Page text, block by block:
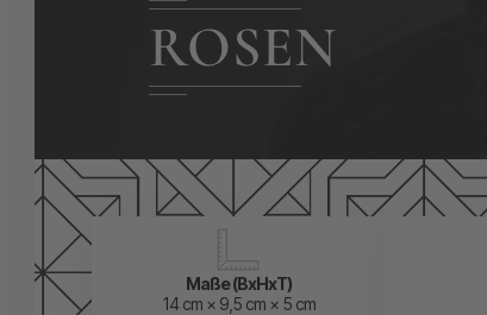
ROSEN
Maße (BxHxT)
14 cm × 9,5 cm × 5 cm